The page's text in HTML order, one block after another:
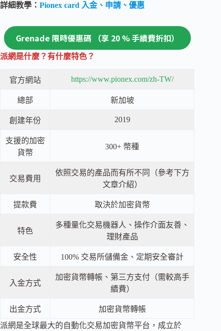
詳細教學： Pionex card 入金、申請、優惠
Grenade 限時優惠碼 （享 20 % 手續費折扣）
派網是什麼？有什麼特色？
官方網站 https://www.pionex.com/zh-TW/
總部 新加坡
創建年份 2019
支援的加密
貨幣
300+ 幣種
交易費用
依照交易的產品而有所不同（參考下方
文章介紹）
提款費 取決於加密貨幣
特色
多種量化交易機器人、操作介面友善、
理財產品
安全性 100% 交易所儲備金、定期安全審計
入金方式
加密貨幣轉帳、第三方支付（需較高手
續費）
出金方式
加密貨幣轉帳
派網是全球最大的自動化交易加密貨幣平台，成立於